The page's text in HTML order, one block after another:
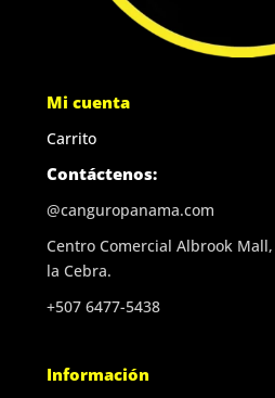
Mi cuenta
Carrito
Contáctenos:
@canguropanama.com
Centro Comercial Albrook
la Cebra.
+507 6477-5438
Información